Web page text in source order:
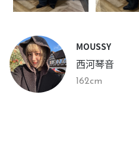
MOUSSY
西河琴音
162cm